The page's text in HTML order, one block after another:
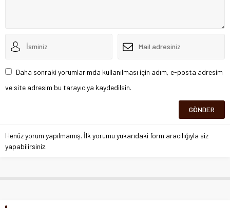
Daha sonraki yorumlarımda kullanılması için adım, e-posta adresim
ve site adresim bu tarayıcıya kaydedilsin.
Henüz yorum yapılmamış. İlk yorumu yukarıdaki form aracılığıyla siz
yapabilirsiniz.